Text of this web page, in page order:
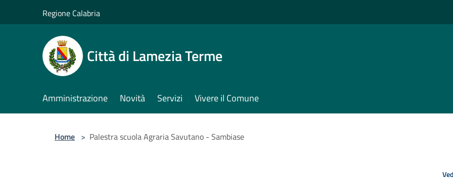
Regione Calabria
Città di Lamezia Terme
Amministrazione Novità Servizi Vivere il Comune
Home > Palestra scuola Agraria Savutano - Sambiase